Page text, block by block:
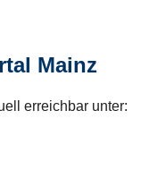
Mainz
erreichbar unter: